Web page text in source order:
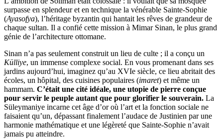
surpasse en splendeur et en technique la vénérable Sainte-Sophie
(Ayasofya), l’héritage byzantin qui hantait les rêves de grandeur de
chaque sultan. Il a confié cette mission à Mimar Sinan, le plus grand
génie de l’architecture ottomane.
Sinan n’a pas seulement construit un lieu de culte ; il a conçu un
Külliye, un immense complexe social. En vous promenant dans ses
jardins aujourd’hui, imaginez qu’au XVIe siècle, ce lieu abritait des
écoles, un hôpital, des cuisines populaires (imaret) et même un
hammam. C’était une cité idéale, une utopie de pierre conçue
pour servir le peuple autant que pour glorifier le souverain. La
Süleymaniye incarne cet âge d’or où l’art et la fonction sociale ne
faisaient qu’un, dépassant finalement l’audace de Justinien par une
harmonie mathématique et une légèreté que Sainte-Sophie n’avait
jamais pu atteindre.